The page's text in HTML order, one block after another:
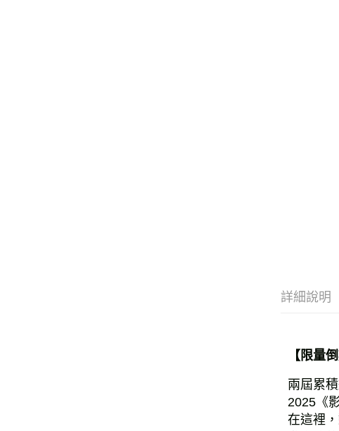
詳細說明
【限量
兩屆累
2025《
在這裡